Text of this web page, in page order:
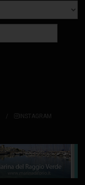
INSTAGRAM